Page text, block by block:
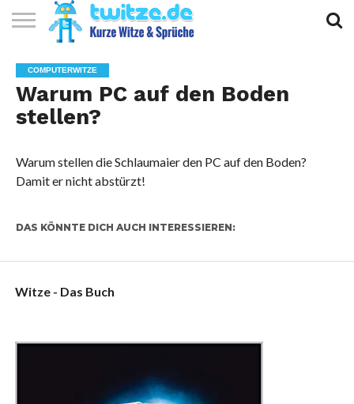
KURZE
WITZE
KURZE
SPRÜCHE
KURZE
GEDICHTE
TOP
10
COMPUTERWITZE
Warum PC auf den Boden
stellen?
Warum stellen die Schlaumaier den PC auf den Boden?
Damit er nicht abstürzt!
DAS KÖNNTE DICH AUCH INTERESSIEREN:
Witze - Das Buch